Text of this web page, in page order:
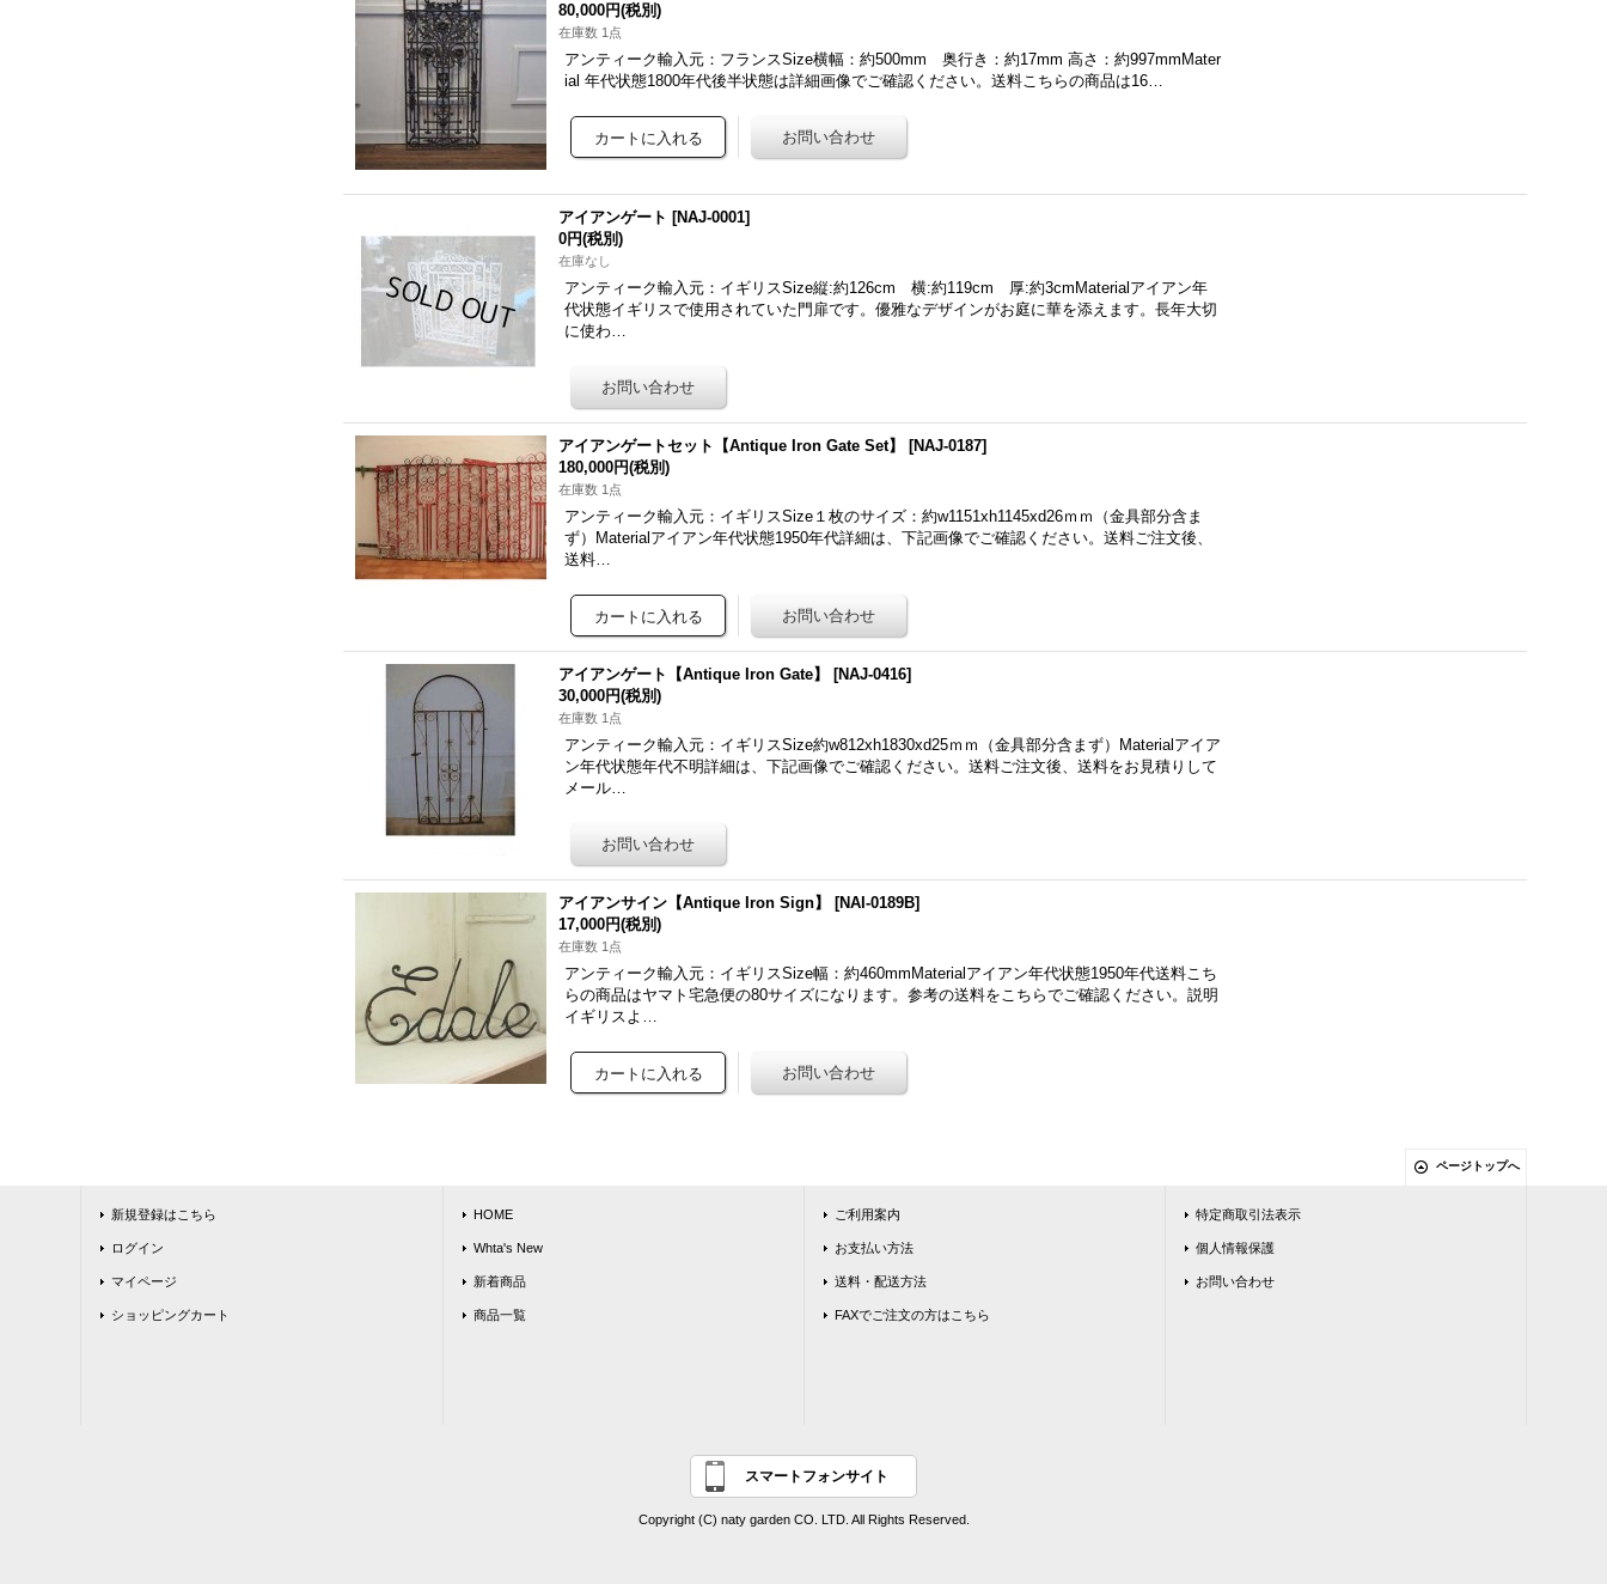
80,000円(税別)
在庫数 1点
アンティーク輸入元：フランスSize横幅：約500mm 奥行き：約17mm 高さ：約997mmMater
ial 年代状態1800年代後半状態は詳細画像でご確認ください。送料こちらの商品は16…
アイアンゲート [NAJ-0001]
0円(税別)
在庫なし
アンティーク輸入元：イギリスSize縦:約126cm 横:約119cm 厚:約3cmMaterialアイアン年
代状態イギリスで使用されていた門扉です。優雅なデザインがお庭に華を添えます。長年大切
に使わ…
アイアンゲートセット【Antique Iron Gate Set】 [NAJ-0187]
180,000円(税別)
在庫数 1点
アンティーク輸入元：イギリスSize１枚のサイズ：約w1151xh1145xd26ｍｍ（金具部分含ま
ず）Materialアイアン年代状態1950年代詳細は、下記画像でご確認ください。送料ご注文後、
送料…
アイアンゲート【Antique Iron Gate】 [NAJ-0416]
30,000円(税別)
在庫数 1点
アンティーク輸入元：イギリスSize約w812xh1830xd25ｍｍ（金具部分含まず）Materialアイア
ン年代状態年代不明詳細は、下記画像でご確認ください。送料ご注文後、送料をお見積りして
メール…
アイアンサイン【Antique Iron Sign】 [NAI-0189B]
17,000円(税別)
在庫数 1点
アンティーク輸入元：イギリスSize幅：約460mmMaterialアイアン年代状態1950年代送料こち
らの商品はヤマト宅急便の80サイズになります。参考の送料をこちらでご確認ください。説明
イギリスよ…
ページトップへ
新規登録はこちら
ログイン
マイページ
ショッピングカート
HOME
Whta's New
新着商品
商品一覧
ご利用案内
お支払い方法
送料・配送方法
FAXでご注文の方はこちら
特定商取引法表示
個人情報保護
お問い合わせ
スマートフォンサイト
Copyright (C) naty garden CO. LTD. All Rights Reserved.